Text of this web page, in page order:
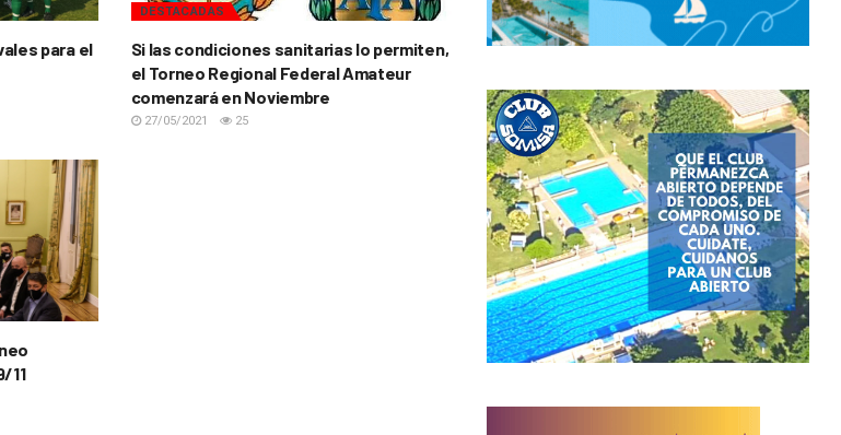
para el
DESTACADAS
Si las condiciones sanitarias lo permiten,
el Torneo Regional Federal Amateur
comenzará en Noviembre
27/05/2021 25
11